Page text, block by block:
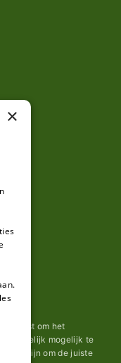
best om het
mogelijk te
kan zijn om de juiste
×